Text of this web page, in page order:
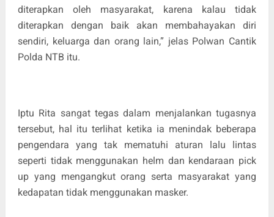
diterapkan oleh masyarakat, karena kalau tidak
diterapkan dengan baik akan membahayakan diri
sendiri, keluarga dan orang lain,” jelas Polwan Cantik
Polda NTB itu.
Iptu Rita sangat tegas dalam menjalankan tugasnya
tersebut, hal itu terlihat ketika ia menindak beberapa
pengendara yang tak mematuhi aturan lalu lintas
seperti tidak menggunakan helm dan kendaraan pick
up yang mengangkut orang serta masyarakat yang
kedapatan tidak menggunakan masker.